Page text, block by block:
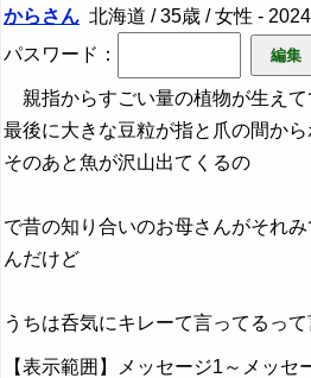
からさん 北海道 / 35歳 / 女性 -
パスワード：
親指からすごい量の植物が生えて
最後に大きな豆粒が指と爪の間から
そのあと魚が沢山出てくるの
で昔の知り合いのお母さんがそれ
んだけど
うちは呑気にキレーて言ってるっ
【表示範囲】メッセージ1～メッセ